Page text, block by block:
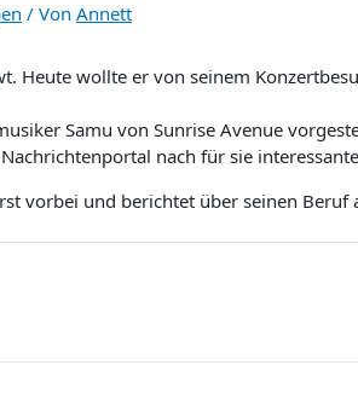
/ Von Annett
Heute wollte er von seinem
Samu von Sunrise Avenue
nach für sie
vorbei und berichtet über seinen Beruf